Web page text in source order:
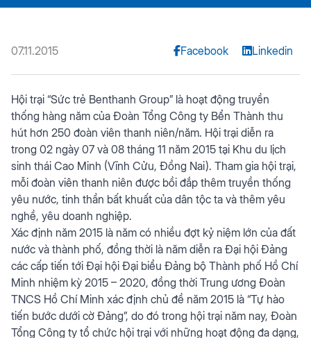
07.11.2015 Facebook Linkedin
Hội trại “Sức trẻ Benthanh Group” là hoạt động truyền
thống hàng năm của Đoàn Tổng Công ty Bển Thành thu
hút hơn 250 đoàn viên thanh niên/năm. Hội trại diễn ra
trong 02 ngày 07 và 08 tháng 11 năm 2015 tại Khu du lịch
sinh thái Cao Minh (Vĩnh Cửu, Đồng Nai). Tham gia hội trại,
mỗi đoàn viên thanh niên được bồi đắp thêm truyền thống
yêu nước, tinh thần bất khuất của dân tộc ta và thêm yêu
nghề, yêu doanh nghiệp.
Xác định năm 2015 là năm có nhiều đợt kỷ niệm lớn của đất
nước và thành phố, đồng thời là năm diễn ra Đại hội Đảng
các cấp tiến tới Đại hội Đại biểu Đảng bộ Thành phố Hồ Chí
Minh nhiệm kỳ 2015 – 2020, đồng thời Trung ương Đoàn
TNCS Hồ Chí Minh xác định chủ đề năm 2015 là “Tự hào
tiến bước dưới cờ Đảng”, do đó trong hội trại năm nay, Đoàn
Tổng Công ty tổ chức hội trại với những hoạt động đa dạng,